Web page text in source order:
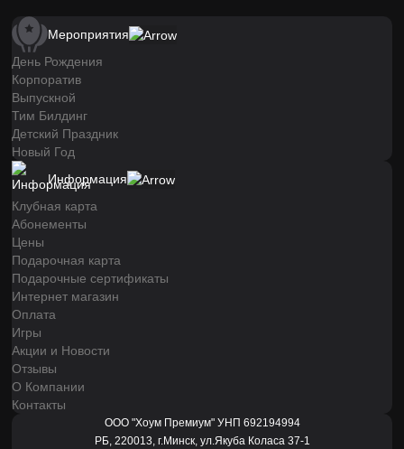
ООО "Хоум Премиум" УНП 692194994
РБ, 220013, г.Минск, ул.Якуба Коласа 37-1
Мероприятия
День Рождения
Корпоратив
Выпускной
Тим Билдинг
Детский Праздник
Новый Год
Информация
Клубная карта
Абонементы
Цены
Подарочная карта
Подарочные сертификаты
Интернет магазин
Оплата
Игры
Акции и Новости
Отзывы
О Компании
Контакты